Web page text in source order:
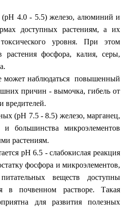
- 5.5) железо, алюминий и
доступных растениям, а их
уровня. При этом
растения фосфора, калия, серы,
наблюдаться повышенный
причин - вымочка, гибель от
вредителей.
7.5 - 8.5) железо, марганец,
большинства микроэлементов
растениям.
рH 6.5 - слабокислая реакция
фосфора и микроэлементов,
веществ доступны
в почвенном растворе. Такая
для развития полезных